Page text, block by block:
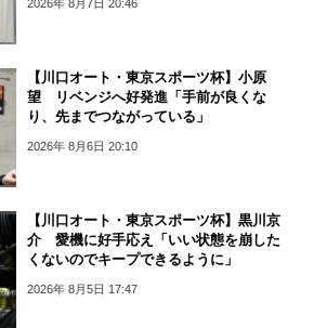
2026年 8月7日 20:46
【川口オート・東京スポーツ杯】小原
望 リベンジへ好発進「手前が良くな
り、先までつながっている」
2026年 8月6日 20:10
【川口オート・東京スポーツ杯】黒川京
介 愛機に好手応え「いい状態を崩した
くないのでキープできるように」
2026年 8月5日 17:47